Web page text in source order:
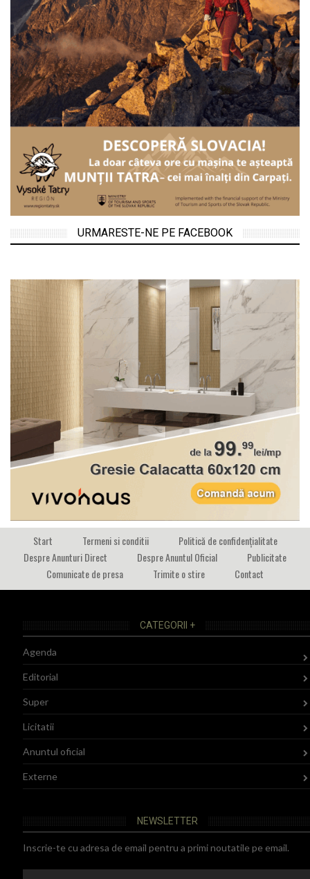
URMARESTE-NE PE FACEBOOK
Start Termeni si conditii
Politică de confidențialitate
Despre Anunturi Direct
Despre Anuntul Oficial
Publicitate
Comunicate de presa
Trimite o stire Contact
CATEGORII +
Agenda
Editorial
Super
Licitatii
Anuntul oficial
Externe
NEWSLETTER
Inscrie-te cu adresa de email pentru a primi noutatile pe email.